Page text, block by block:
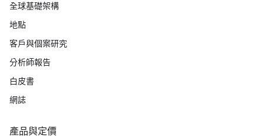
全球基礎架構
地點
客戶與個案研究
分析師報告
白皮書
網誌
產品與定價